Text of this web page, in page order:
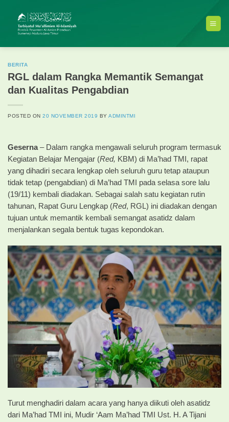
content
BERITA
RGL dalam Rangka Memantik Semangat
dan Kualitas Pengabdian
POSTED ON20 NOVEMBER 2019 BYADMINTMI
Geserna– Dalam rangka mengawali seluruh program termasuk
Kegiatan Belajar Mengajar (Red, KBM) di Ma’had TMI, rapat
yang dihadiri secara lengkap oleh seluruh guru tetap ataupun
tidak tetap (pengabdian) di Ma’had TMI pada selasa sore lalu
(19/11) kembali diadakan. Sebagai salah satu kegiatan rutin
tahunan, Rapat Guru Lengkap (Red, RGL) ini diadakan dengan
tujuan untuk memantik kembali semangat asatidz dalam
menjalankan segala bentuk tugas kepondokan.
Turut menghadiri dalam acara yang hanya diikuti oleh asatidz
dari Ma’had TMI ini, Mudir ‘Aam Ma’had TMI Ust. H. A Tijani